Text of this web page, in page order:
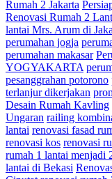
Rumah 2 Jakarta
Renovasi Rumah 2
lantai Mrs. Arum di
perumahan jogja
perumahan makasar
YOGYAKARTA
pesanggrahan potorono
terlanjur dikerjakan
Desain Rumah Kavling
Ungaran railing
lantai renovasi fasad
renovasi kos renovasi
rumah 1 lantai menjadi
lantai di Bekasi